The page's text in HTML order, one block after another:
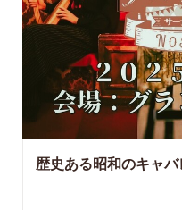
歴史ある昭和のキャ